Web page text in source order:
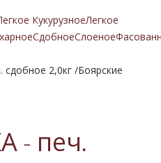
КукурузноеЛегкое
СдобноеСлоеное
2,0кг /Боярские
- печ.